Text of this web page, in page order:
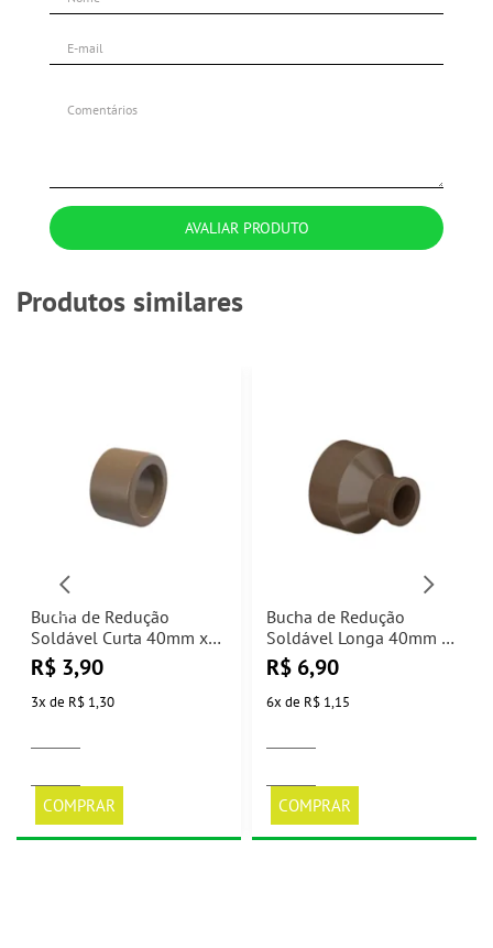
AVALIAR PRODUTO
Produtos similares
Bucha de Redução
Soldável Curta 40mm x
32mm Tigre
R$ 3,90
3x de R$ 1,30
COMPRAR
Bucha de Redução
Soldável Longa 40mm x
25mm Tigre
R$ 6,90
6x de R$ 1,15
COMPRAR